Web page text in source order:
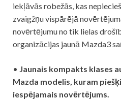
iekļāvās robežās, kas
zvaigžņu vispārējā
novērtējumu no tik lielas
organizācijas jaunā Mazda3
• Jaunais kompakts klases
Mazda modelis, kuram
iespējamais novērtējums.